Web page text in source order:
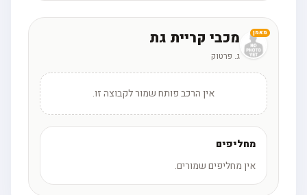
מאמן מכבי קריית גת
ג. פרטוק
אין הרכב פותח שמור לקבוצה זו.
מחליפים
אין מחליפים שמורים.